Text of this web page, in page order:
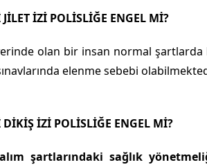
İZİ POLİSLİĞE ENGEL Mİ?
olan bir insan normal şartlarda
elenme sebebi
DİKİŞ İZİ POLİSLİĞE ENGEL Mİ?
şartlarındaki sağlık